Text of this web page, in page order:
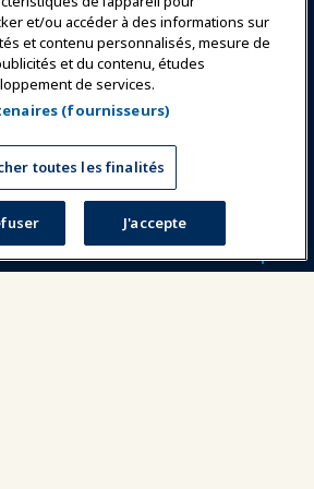
Rejoindre maintenant
Carrières Contact
et/ou accéder à des informations sur
et contenu personnalisés, mesure de
et du contenu, études
de services.
(fournisseurs)
toutes les finalités
J'accepte